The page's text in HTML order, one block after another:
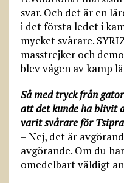
svar. Och det är en
i det första ledet i
mycket svårare.
masstrejker och
blev vågen av kamp
Så med tryck från
att det kunde ha blivit
varit svårare för
– Nej, det är
avgörande. Om du
omedelbart väldigt